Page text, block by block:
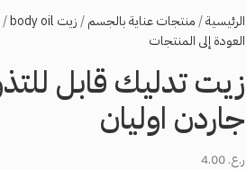
الرئيسية منتجات عناية بالجسم زيت body oil
العودة إلى المنتجات
جاردن اوليان
ر.ع.